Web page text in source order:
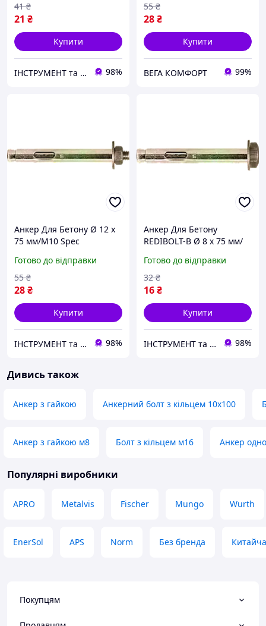
21 ₴
41 ₴
Купити
ІНСТРУМЕНТ та МЕТИЗИ 98%
28₴
55 ₴
Купити
ВЕГА КОМФОРТ 99%
Анкер Для Бетону Ø 12 х
75 мм/М10 Spec
Готово до відправки
28₴
55 ₴
Купити
ІНСТРУМЕНТ та МЕТИЗИ 98%
Анкер Для Бетону
REDIBOLT-B Ø 8 х 75 мм/
Готово до відправки
16₴
32 ₴
Купити
ІНСТРУМЕНТ та МЕТИЗИ 98%
Дивись також
Анкер з гайкою Анкерний болт з кільцем 10х100
Анкер з гайкою м8 Болт з кільцем м16 Анкер
Популярні виробники
APRO Metalvis Fischer Mungo Wurth
EnerSol APS Norm Без бренда Китайча
Покупцям